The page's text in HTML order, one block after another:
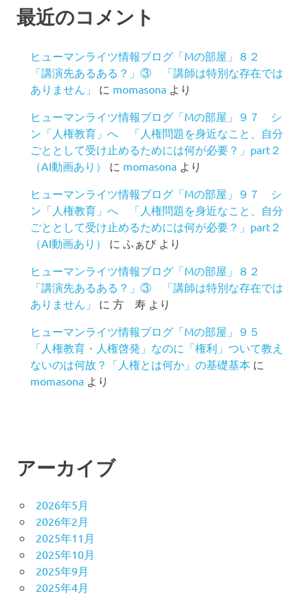
最近のコメント
ヒューマンライツ情報ブログ「Mの部屋」８２
「講演先あるある？」③ 「講師は特別な存在では
ありません」
に momasona より
ヒューマンライツ情報ブログ「Mの部屋」９７ シ
ン「人権教育」へ 「人権問題を身近なこと、自分
ごととして受け止めるためには何が必要？」part２
（AI動画あり）
に momasona より
ヒューマンライツ情報ブログ「Mの部屋」９７ シ
ン「人権教育」へ 「人権問題を身近なこと、自分
ごととして受け止めるためには何が必要？」part２
（AI動画あり）
に ふぁび より
ヒューマンライツ情報ブログ「Mの部屋」８２
「講演先あるある？」③ 「講師は特別な存在では
ありません」
に 方 寿 より
ヒューマンライツ情報ブログ「Mの部屋」９５
「人権教育・人権啓発」なのに「権利」ついて教え
ないのは何故？「人権とは何か」の基礎基本 に
momasona より
アーカイブ
2026年5月
2026年2月
2025年11月
2025年10月
2025年9月
2025年4月